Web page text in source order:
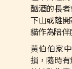
酗酒的長
下山或離
貓作為陪伴
黃伯伯家
損，隨時